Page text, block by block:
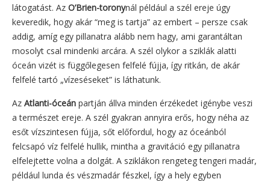
látogatást. Az O’Brien-toronynál például a szél ereje úgy
keveredik, hogy akár “meg is tartja” az embert – persze csak
addig, amíg egy pillanatra alább nem hagy, ami garantáltan
mosolyt csal mindenki arcára. A szél olykor a sziklák alatti
óceán vizét is függőlegesen felfelé fújja, így ritkán, de akár
felfelé tartó „vízeséseket” is láthatunk.
Az Atlanti-óceán partján állva minden érzékedet igénybe veszi
a természet ereje. A szél gyakran annyira erős, hogy néha az
esőt vízszintesen fújja, sőt előfordul, hogy az óceánból
felcsapó víz felfelé hullik, mintha a gravitáció egy pillanatra
elfelejtette volna a dolgát. A sziklákon rengeteg tengeri madár,
például lunda és vészmadár fészkel, így a hely egyben